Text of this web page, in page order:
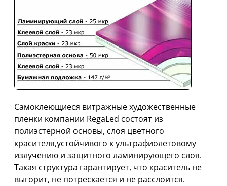
Cамоклеющиеся витражные художественные
пленки компании RegaLed состоят из
полиэстерной основы, слоя цветного
красителя,устойчивого к ультрафиолетовому
излучению и защитного ламинирующего слоя.
Такая структура гарантирует, что краситель не
выгорит, не потрескается и не расслоится.